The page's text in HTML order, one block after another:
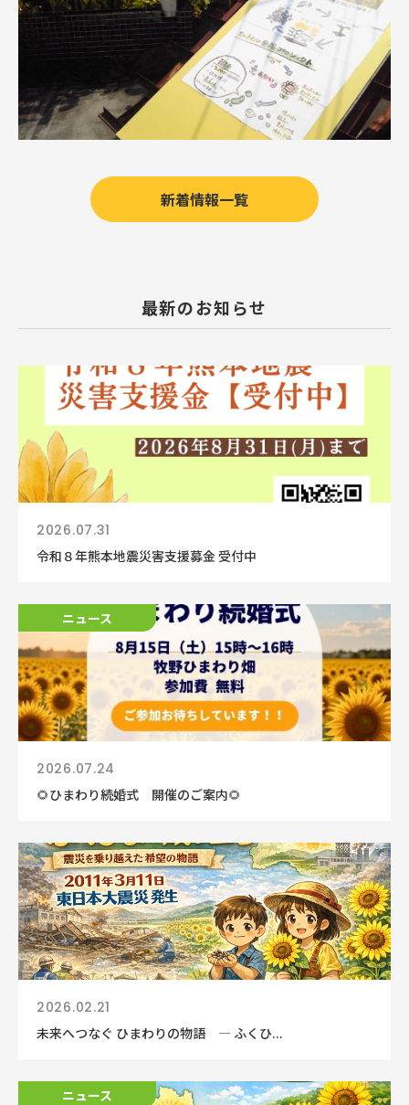
新着情報一覧
最新のお知らせ
2026.07.31
令和８年熊本地震災害支援募金 受付中
ニュース
ニュース
2026.07.24
🌻ひまわり続婚式 開催のご案内🌻
2026.02.21
未来へつなぐ ひまわりの物語 ― ふくひ...
ニュース